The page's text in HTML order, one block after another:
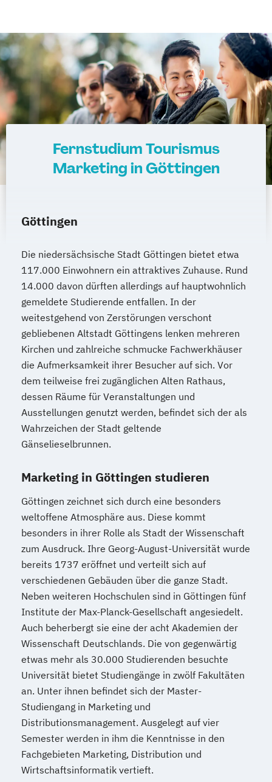
Fernstudium Tourismus
Marketing in Göttingen
Göttingen
Die niedersächsische Stadt Göttingen bietet etwa
117.000 Einwohnern ein attraktives Zuhause. Rund
14.000 davon dürften allerdings auf hauptwohnlich
gemeldete Studierende entfallen. In der
weitestgehend von Zerstörungen verschont
gebliebenen Altstadt Göttingens lenken mehreren
Kirchen und zahlreiche schmucke Fachwerkhäuser
die Aufmerksamkeit ihrer Besucher auf sich. Vor
dem teilweise frei zugänglichen Alten Rathaus,
dessen Räume für Veranstaltungen und
Ausstellungen genutzt werden, befindet sich der als
Wahrzeichen der Stadt geltende
Gänselieselbrunnen.
Marketing in Göttingen studieren
Göttingen zeichnet sich durch eine besonders
weltoffene Atmosphäre aus. Diese kommt
besonders in ihrer Rolle als Stadt der Wissenschaft
zum Ausdruck. Ihre Georg-August-Universität wurde
bereits 1737 eröffnet und verteilt sich auf
verschiedenen Gebäuden über die ganze Stadt.
Neben weiteren Hochschulen sind in Göttingen fünf
Institute der Max-Planck-Gesellschaft angesiedelt.
Auch beherbergt sie eine der acht Akademien der
Wissenschaft Deutschlands. Die von gegenwärtig
etwas mehr als 30.000 Studierenden besuchte
Universität bietet Studiengänge in zwölf Fakultäten
an. Unter ihnen befindet sich der Master-
Studiengang in Marketing und
Distributionsmanagement. Ausgelegt auf vier
Semester werden in ihm die Kenntnisse in den
Fachgebieten Marketing, Distribution und
Wirtschaftsinformatik vertieft.